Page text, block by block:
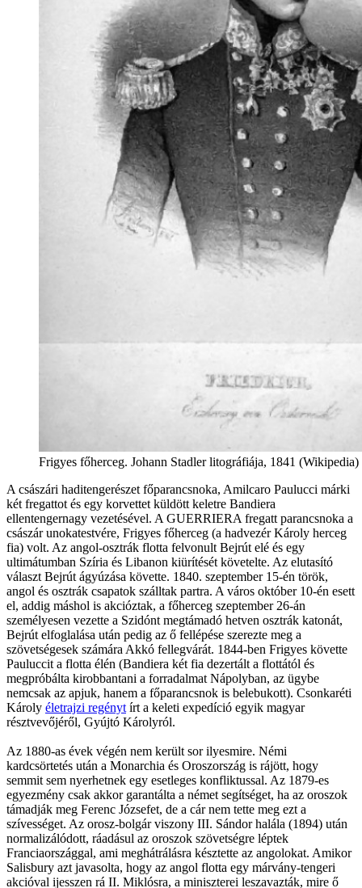
Frigyes főherceg. Johann Stadler litográfiája, 1841 (Wikipedia)
A császári haditengerészet főparancsnoka, Amilcaro Paulucci márki
két fregattot és egy korvettet küldött keletre Bandiera
ellentengernagy vezetésével. A GUERRIERA fregatt parancsnoka a
császár unokatestvére, Frigyes főherceg (a hadvezér Károly herceg
fia) volt. Az angol-osztrák flotta felvonult Bejrút elé és egy
ultimátumban Szíria és Libanon kiürítését követelte. Az elutasító
választ Bejrút ágyúzása követte. 1840. szeptember 15-én török,
angol és osztrák csapatok szálltak partra. A város október 10-én esett
el, addig máshol is akcióztak, a főherceg szeptember 26-án
személyesen vezette a Szidónt megtámadó hetven osztrák katonát,
Bejrút elfoglalása után pedig az ő fellépése szerezte meg a
szövetségesek számára Akkó fellegvárát. 1844-ben Frigyes követte
Pauluccit a flotta élén (Bandiera két fia dezertált a flottától és
megpróbálta kirobbantani a forradalmat Nápolyban, az ügybe
nemcsak az apjuk, hanem a főparancsnok is belebukott). Csonkaréti
Károly életrajzi regényt írt a keleti expedíció egyik magyar
résztvevőjéről, Gyújtó Károlyról.
Az 1880-as évek végén nem került sor ilyesmire. Némi
kardcsörtetés után a Monarchia és Oroszország is rájött, hogy
semmit sem nyerhetnek egy esetleges konfliktussal. Az 1879-es
egyezmény csak akkor garantálta a német segítséget, ha az oroszok
támadják meg Ferenc Józsefet, de a cár nem tette meg ezt a
szívességet. Az orosz-bolgár viszony III. Sándor halála (1894) után
normalizálódott, ráadásul az oroszok szövetségre léptek
Franciaországgal, ami meghátrálásra késztette az angolokat. Amikor
Salisbury azt javasolta, hogy az angol flotta egy márvány-tengeri
akcióval ijesszen rá II. Miklósra, a miniszterei leszavazták, mire ő